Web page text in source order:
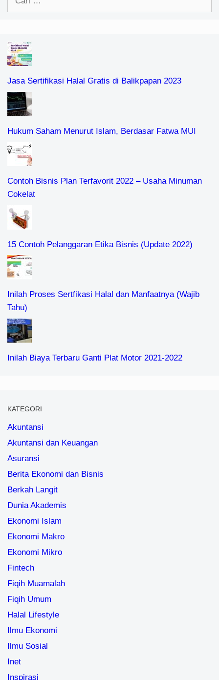
Jasa Sertifikasi Halal Gratis di Balikpapan 2023
Hukum Saham Menurut Islam, Berdasar Fatwa MUI
Contoh Bisnis Plan Terfavorit 2022 – Usaha Minuman
Cokelat
15 Contoh Pelanggaran Etika Bisnis (Update 2022)
Inilah Proses Sertfikasi Halal dan Manfaatnya (Wajib
Tahu)
Inilah Biaya Terbaru Ganti Plat Motor 2021-2022
KATEGORI
Akuntansi
Akuntansi dan Keuangan
Asuransi
Berita Ekonomi dan Bisnis
Berkah Langit
Dunia Akademis
Ekonomi Islam
Ekonomi Makro
Ekonomi Mikro
Fintech
Fiqih Muamalah
Fiqih Umum
Halal Lifestyle
Ilmu Ekonomi
Ilmu Sosial
Inet
Inspirasi